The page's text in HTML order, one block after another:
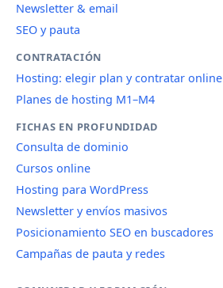
Newsletter & email
SEO y pauta
CONTRATACIÓN
Hosting: elegir plan y contratar online
Planes de hosting M1–M4
FICHAS EN PROFUNDIDAD
Consulta de dominio
Cursos online
Hosting para WordPress
Newsletter y envíos masivos
Posicionamiento SEO en buscadores
Campañas de pauta y redes